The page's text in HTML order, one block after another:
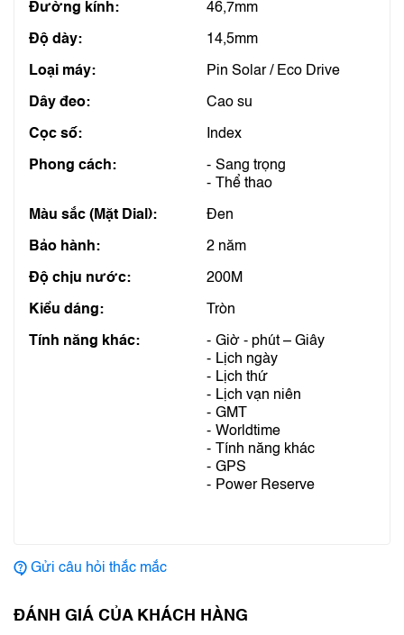
Đường kính: 46,7mm
Độ dày: 14,5mm
Loại máy: Pin Solar / Eco Drive
Dây đeo: Cao su
Cọc số: Index
Phong cách:
Sang trọng
Thể thao
Màu sắc (Mặt Dial): Đen
Bảo hành: 2 năm
Độ chịu nước: 200M
Kiểu dáng: Tròn
Tính năng khác:
Giờ - phút – Giây
Lịch ngày
Lịch thứ
Lịch vạn niên
GMT
Worldtime
Tính năng khác
GPS
Power Reserve
Gửi câu hỏi thắc mắc
ĐÁNH GIÁ CỦA KHÁCH HÀNG